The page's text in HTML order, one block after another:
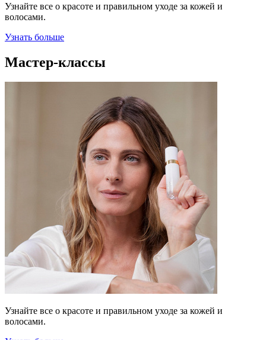
Узнайте все о красоте и правильном уходе за кожей и
волосами.
Узнать больше
Мастер-классы
Узнайте все о красоте и правильном уходе за кожей и
волосами.